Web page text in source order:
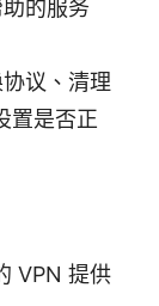
的服务
议、清理
置是否正
VPN 提供